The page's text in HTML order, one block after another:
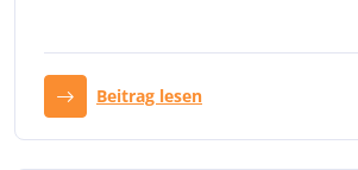
Beitrag lesen